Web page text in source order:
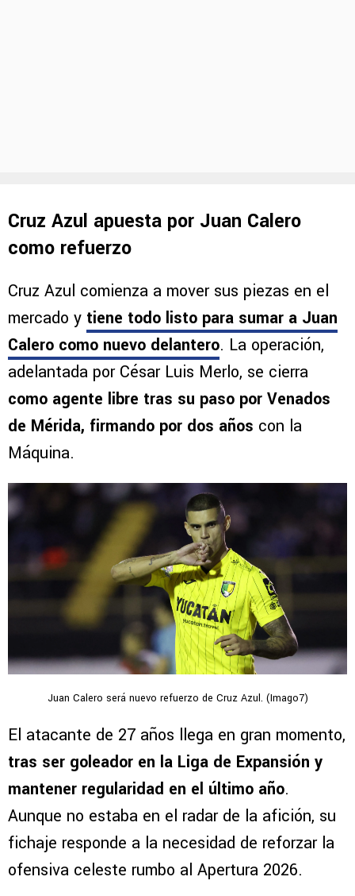
Cruz Azul apuesta por Juan Calero
como refuerzo
Cruz Azul comienza a mover sus piezas en el
mercado y tiene todo listo para sumar a Juan
Calero como nuevo delantero. La operación,
adelantada por César Luis Merlo, se cierra
como agente libre tras su paso por Venados
de Mérida, firmando por dos años con la
Máquina.
Juan Calero será nuevo refuerzo de Cruz Azul. (Imago7)
El atacante de 27 años llega en gran momento,
tras ser goleador en la Liga de Expansión y
mantener regularidad en el último año.
Aunque no estaba en el radar de la afición, su
fichaje responde a la necesidad de reforzar la
ofensiva celeste rumbo al Apertura 2026.